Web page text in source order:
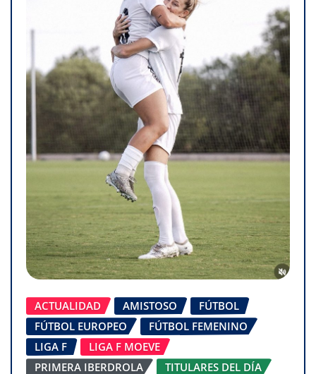
ACTUALIDAD AMISTOSO
FÚTBOL
FÚTBOL EUROPEO
FÚTBOL FEMENINO
LIGA F
LIGA F MOEVE
PRIMERA IBERDROLA
TITULARES DEL DÍA